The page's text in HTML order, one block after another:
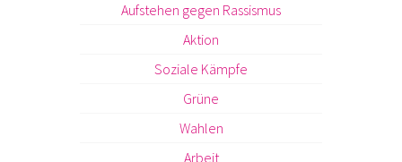
Aufstehen gegen Rassismus
Aktion
Soziale Kämpfe
Grüne
Wahlen
Arbeit